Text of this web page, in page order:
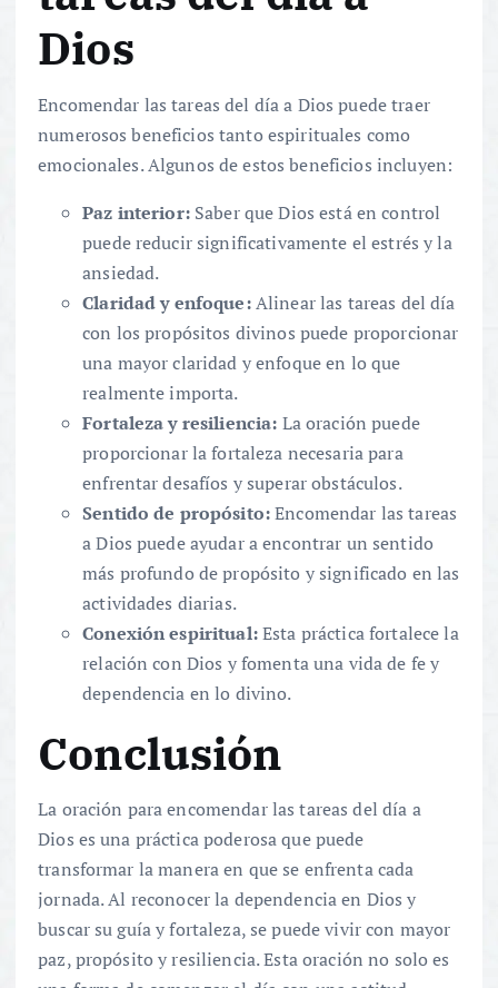
Dios
Encomendar las tareas del día a Dios puede traer
numerosos beneficios tanto espirituales como
emocionales. Algunos de estos beneficios incluyen:
Paz interior:Saber que Dios está en control
puede reducir significativamente el estrés y la
ansiedad.
Claridad y enfoque:Alinear las tareas del día
con los propósitos divinos puede proporcionar
una mayor claridad y enfoque en lo que
realmente importa.
Fortaleza y resiliencia: La oración puede
proporcionar la fortaleza necesaria para
enfrentar desafíos y superar obstáculos.
Sentido de propósito:Encomendar las tareas
a Dios puede ayudar a encontrar un sentido
más profundo de propósito y significado en las
actividades diarias.
Conexión espiritual:Esta práctica fortalece la
relación con Dios y fomenta una vida de fe y
dependencia en lo divino.
Conclusión
La oración para encomendar las tareas del día a
Dios es una práctica poderosa que puede
transformar la manera en que se enfrenta cada
jornada. Al reconocer la dependencia en Dios y
buscar su guía y fortaleza, se puede vivir con mayor
paz, propósito y resiliencia. Esta oración no solo es